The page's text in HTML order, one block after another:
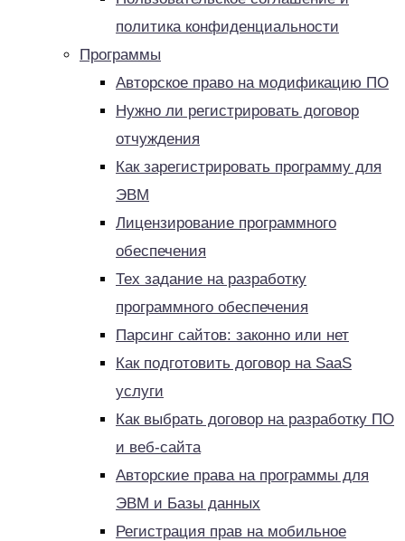
политика конфиденциальности
Программы
Авторское право на модификацию ПО
Нужно ли регистрировать договор
отчуждения
Как зарегистрировать программу для
ЭВМ
Лицензирование программного
обеспечения
Тех задание на разработку
программного обеспечения
Парсинг сайтов: законно или нет
Как подготовить договор на SaaS
услуги
Как выбрать договор на разработку ПО
и веб-сайта
Авторские права на программы для
ЭВМ и Базы данных
Регистрация прав на мобильное